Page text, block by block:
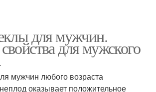
для мужчин.
для мужского
мужчин любого возраста
оказывает положительное